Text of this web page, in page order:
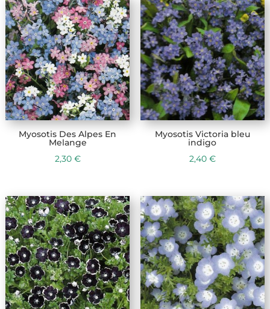
Myosotis Des Alpes En
Melange
2,30 €
Myosotis Victoria bleu
indigo
2,40 €